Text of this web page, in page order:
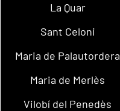
La Quar
Sant Celoni
Maria de Palautordera
Maria de Merlès
Vilobí del Penedès